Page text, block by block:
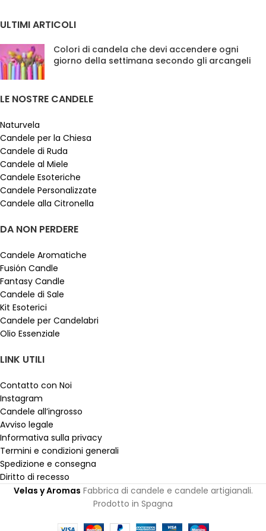
ULTIMI ARTICOLI
Colori di candela che devi accendere ogni
giorno della settimana secondo gli arcangeli
LE NOSTRE CANDELE
Naturvela
Candele per la Chiesa
Candele di Ruda
Candele al Miele
Candele Esoteriche
Candele Personalizzate
Candele alla Citronella
DA NON PERDERE
Candele Aromatiche
Fusión Candle
Fantasy Candle
Candele di Sale
Kit Esoterici
Candele per Candelabri
Olio Essenziale
LINK UTILI
Contatto con Noi
Instagram
Candele all’ingrosso
Avviso legale
Informativa sulla privacy
Termini e condizioni generali
Spedizione e consegna
Diritto di recesso
Velas y Aromas Fabbrica di candele e candele artigianali.
Prodotto in Spagna